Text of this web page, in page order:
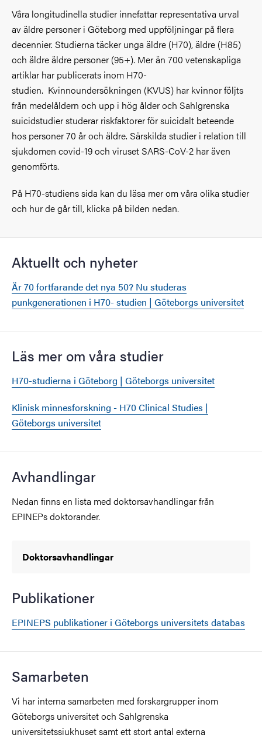
Våra longitudinella studier innefattar representativa urval
av äldre personer i Göteborg med uppföljningar på flera
decennier. Studierna täcker unga äldre (H70), äldre (H85)
och äldre äldre personer (95+). Mer än 700 vetenskapliga
artiklar har publicerats inom H70-
studien. Kvinnoundersökningen (KVUS) har kvinnor följts
från medelåldern och upp i hög ålder och Sahlgrenska
suicidstudier studerar riskfaktorer för suicidalt beteende
hos personer 70 år och äldre. Särskilda studier i relation till
sjukdomen covid-19 och viruset SARS-CoV-2 har även
genomförts.
På H70-studiens sida kan du läsa mer om våra olika studier
och hur de går till, klicka på bilden nedan.
Aktuellt och nyheter
Är 70 fortfarande det nya 50? Nu studeras
punkgenerationen i H70- studien | Göteborgs universitet
Läs mer om våra studier
H70-studierna i Göteborg | Göteborgs universitet
Klinisk minnesforskning - H70 Clinical Studies |
Göteborgs universitet
Avhandlingar
Nedan finns en lista med doktorsavhandlingar från
EPINEPs doktorander.
Doktorsavhandlingar
Publikationer
EPINEPS publikationer i Göteborgs universitets databas
Samarbeten
Vi har interna samarbeten med forskargrupper inom
Göteborgs universitet och Sahlgrenska
universitetssjukhuset samt ett stort antal externa